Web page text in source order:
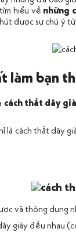
hiểu về những
được sự chú ý
làm bạn
cách thắt dây
là cách thắt dây
và thông dụng
giày đều nhau